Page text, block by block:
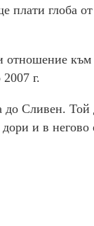
плати глоба
отношение
г.
Сливен. Той
и в негово